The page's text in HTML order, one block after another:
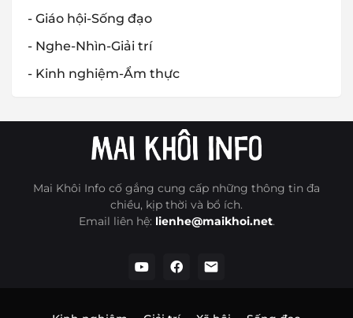
- Giáo hội-Sống đạo
- Nghe-Nhìn-Giải trí
- Kinh nghiệm-Ẩm thực
Mai Khôi Info cố gắng cung cấp những thông tin đa
chiều, kịp thời và bổ ích.
Email liên hệ: lienhe@maikhoi.net.